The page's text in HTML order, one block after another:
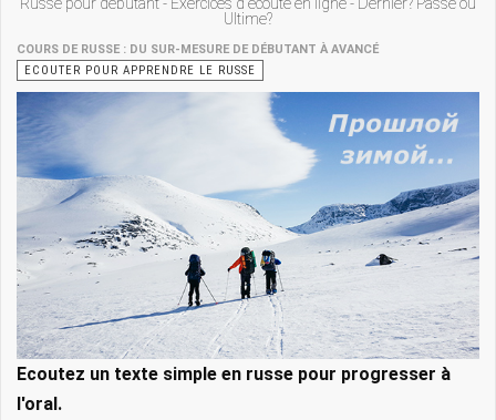
Russe pour débutant - Exercices d'écoute en ligne - Dernier? Passé ou
Ultime?
COURS DE RUSSE : DU SUR-MESURE DE DÉBUTANT À AVANCÉ
ECOUTER POUR APPRENDRE LE RUSSE
Ecoutez un texte simple en russe pour progresser à
l'oral.